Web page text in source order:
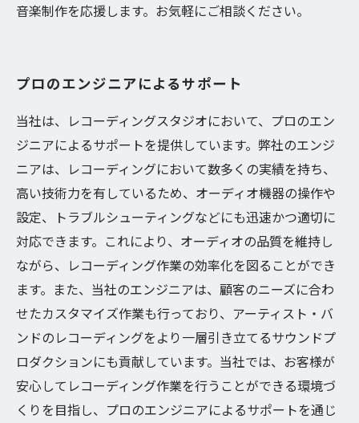
音楽制作を応援します。お気軽にご相談ください。
プロのエンジニアによるサポート
当社は、レコーディングスタジオにおいて、プロのエン
ジニアによるサポートを提供しています。弊社のエンジ
ニアは、レコーディングにおいて数多くの実績を持ち、
高い技術力を有しているため、オーディオ機器の操作や
設定、トラブルシューティングなどにも迅速かつ適切に
対応できます。これにより、オーディオの品質を維持し
ながら、レコーディング作業の効率化を図ることができ
ます。また、当社のエンジニアは、顧客のニーズに合わ
せたカスタマイズ作業も行っており、アーティスト・バ
ンドのレコーディングをより一層引き立てるサウンドプ
ロダクションにも貢献しています。当社では、お客様が
安心してレコーディング作業を行うことができる環境づ
くりを目指し、プロのエンジニアによるサポートを通じ